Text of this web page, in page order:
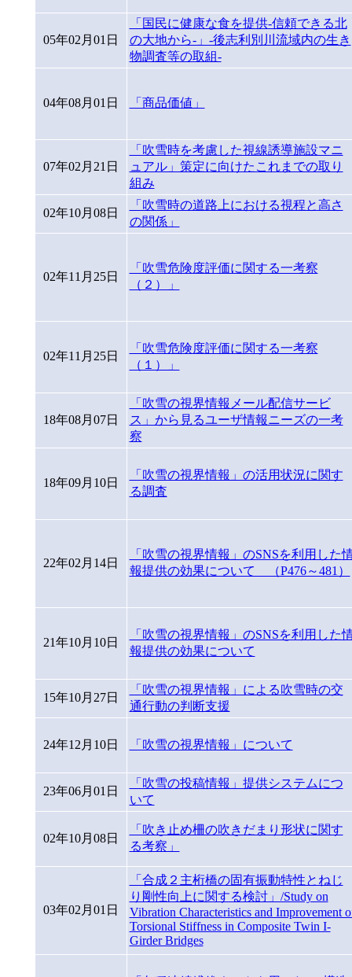
05年02月01日
「国民に健康な食を提供-信頼できる北
の大地から-」-後志利別川流域内の生き
物調査等の取組-
04年08月01日 「商品価値」
07年02月21日
「吹雪時を考慮した視線誘導施設マニ
ュアル」策定に向けたこれまでの取り
組み
02年10月08日
「吹雪時の道路上における視程と高さ
の関係」
02年11月25日
「吹雪危険度評価に関する一考察
（２）」
02年11月25日
「吹雪危険度評価に関する一考察
（１）」
18年08月07日
「吹雪の視界情報メール配信サービ
ス」から見るユーザ情報ニーズの一考
察
18年09月10日
「吹雪の視界情報」の活用状況に関す
る調査
22年02月14日
「吹雪の視界情報」のSNSを利用した
報提供の効果について （P476～481）
21年10月10日
「吹雪の視界情報」のSNSを利用した
報提供の効果について
15年10月27日
「吹雪の視界情報」による吹雪時の交
通行動の判断支援
24年12月10日 「吹雪の視界情報」について
23年06月01日
「吹雪の投稿情報」提供システムにつ
いて
02年10月08日
「吹き止め柵の吹きだまり形状に関す
る考察」
03年02月01日
「合成２主桁橋の固有振動特性とねじ
り剛性向上に関する検討」/Study on
Vibration Characteristics and Improvement
Torsional Stiffness in Composite Twin I-
Girder Bridges